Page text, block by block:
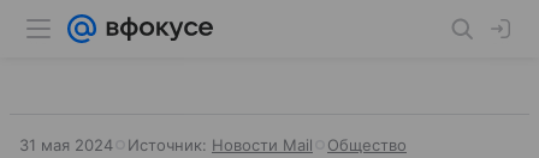
31 мая 2024 Источник: Новости Mail Общество